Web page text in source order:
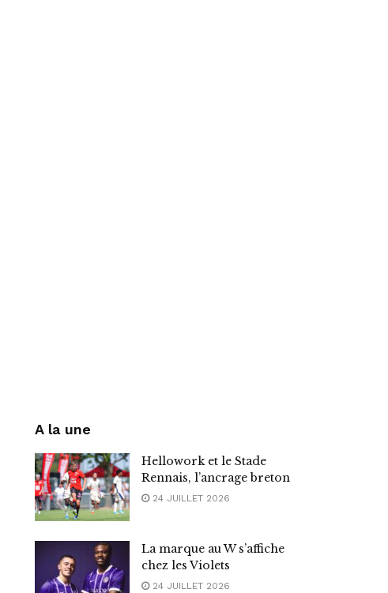
A la une
Hellowork et le Stade
Rennais, l’ancrage breton
24 JUILLET 2026
La marque au W s’affiche
chez les Violets
24 JUILLET 2026